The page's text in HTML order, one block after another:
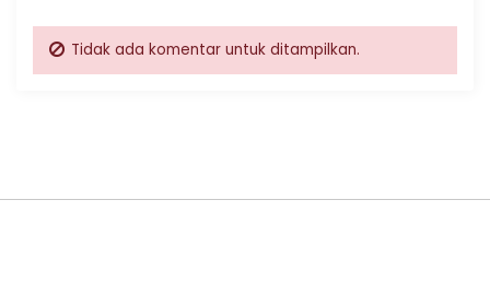
Tidak ada komentar untuk ditampilkan.